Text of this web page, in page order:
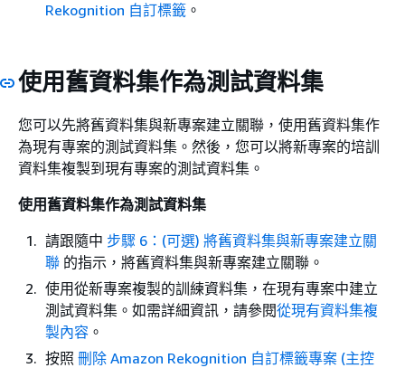
Rekognition 自訂標籤 。
使用舊資料集作為測試資料集
您可以先將舊資料集與新專案建立關聯，使用舊資料集作
為現有專案的測試資料集。然後，您可以將新專案的培訓
資料集複製到現有專案的測試資料集。
使用舊資料集作為測試資料集
請跟隨中 步驟 6：(可選) 將舊資料集與新專案建立關
聯 的指示，將舊資料集與新專案建立關聯。
使用從新專案複製的訓練資料集，在現有專案中建立
測試資料集。如需詳細資訊，請參閱從現有資料集複
製內容 。
按照 刪除 Amazon Rekognition 自訂標籤專案 (主控